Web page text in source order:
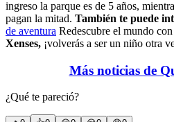
ingreso la parque es de 5 años,
pagan la mitad. También te puede
de aventura Redescubre el mundo
Xenses, ¡volverás a ser un niño otra
Más noticias de
¿Qué te pareció?